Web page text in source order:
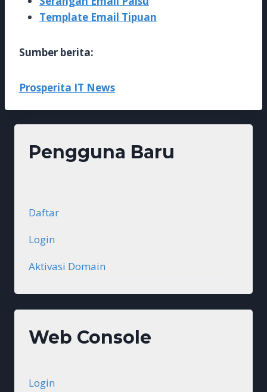
Template Email Tipuan
Sumber berita:
Prosperita IT News
Pengguna Baru
Daftar
Login
Aktivasi Domain
Web Console
Login